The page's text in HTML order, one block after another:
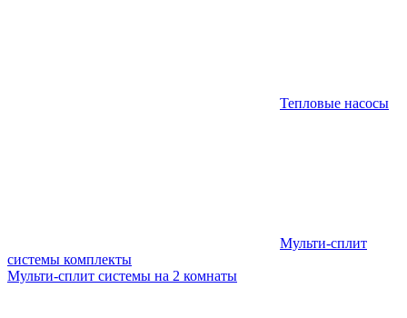
Тепловые насосы
Мульти-сплит
системы комплекты
Мульти-сплит системы на 2 комнаты